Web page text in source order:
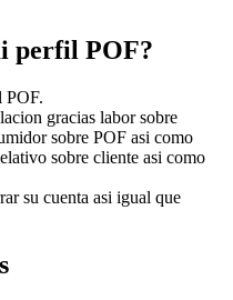
perfil POF?
POF.
gracias labor sobre
sobre POF asi­ como
sobre cliente asi­ como
su cuenta asi­ igual que